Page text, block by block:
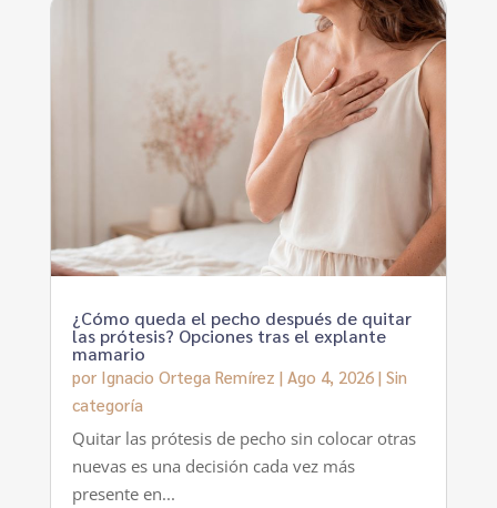
¿Cómo queda el pecho después de quitar
las prótesis? Opciones tras el explante
mamario
por Ignacio Ortega Remírez | Ago 4, 2026| Sin
categoría
Quitar las prótesis de pecho sin colocar otras
nuevas es una decisión cada vez más
presente en...